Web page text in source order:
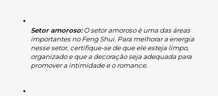
Setor amoroso: O setor amoroso é uma das áreas
importantes no Feng Shui. Para melhorar a energia
nesse setor, certifique-se de que ele esteja limpo,
organizado e que a decoração seja adequada para
promover a intimidade e o romance.